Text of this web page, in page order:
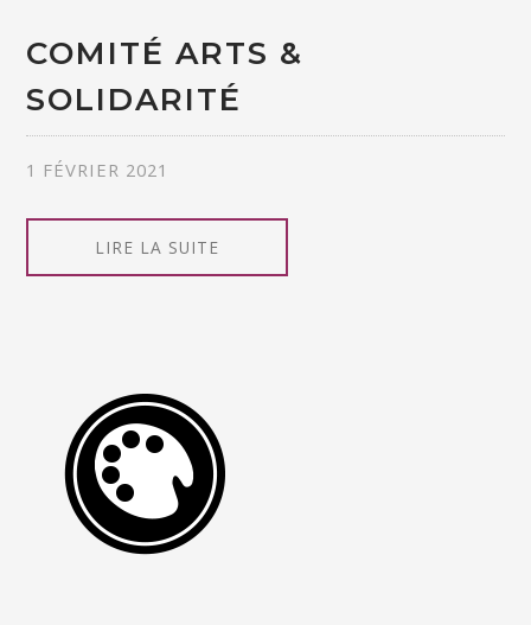
COMITÉ ARTS &
SOLIDARITÉ
1 FÉVRIER 2021
LIRE LA SUITE